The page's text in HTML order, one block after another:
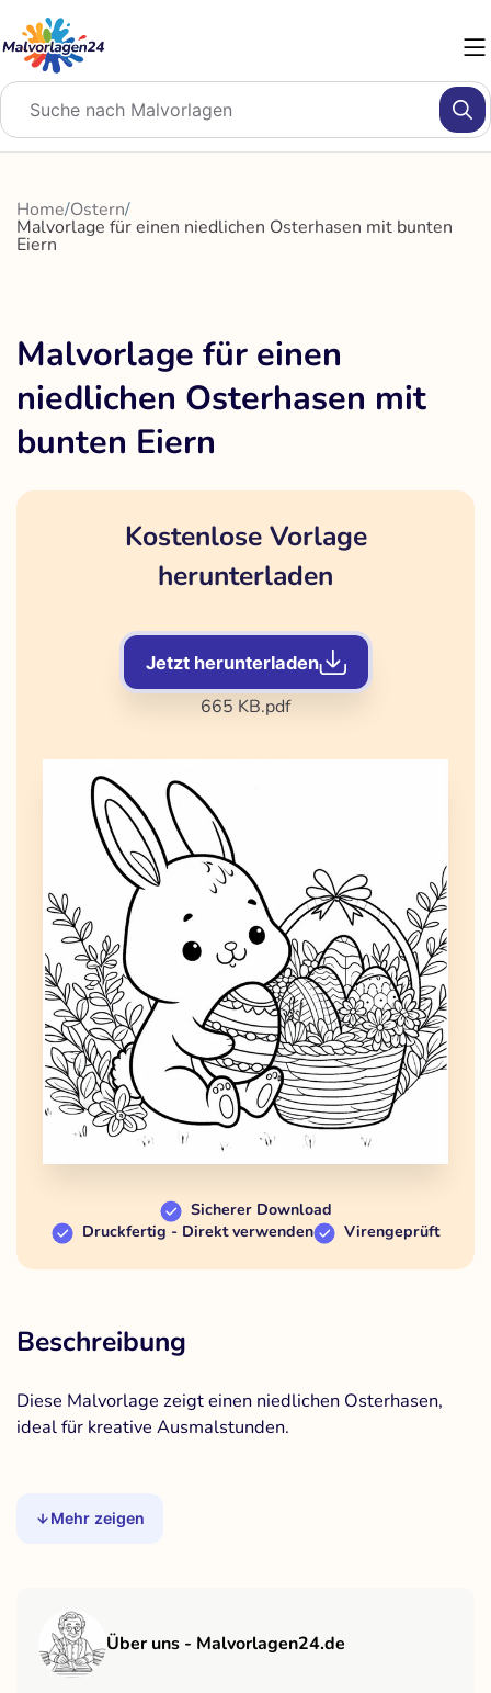
Inhalt
springen
Home/Ostern/
Malvorlage für einen niedlichen Osterhasen mit bunten
Eiern
Malvorlage für einen
niedlichen Osterhasen mit
bunten Eiern
Kostenlose Vorlage
herunterladen
Jetzt herunterladen
665 KB.pdf
Sicherer Download
Druckfertig - Direkt verwenden
Virengeprüft
Beschreibung
Diese Malvorlage zeigt einen niedlichen Osterhasen,
ideal für kreative Ausmalstunden.
Mehr zeigen
Über uns - Malvorlagen24.de